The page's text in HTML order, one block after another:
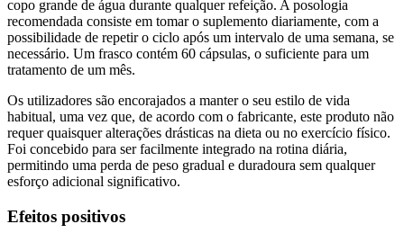
copo grande de água durante qualquer refeição. A posologia
recomendada consiste em tomar o suplemento diariamente, com a
possibilidade de repetir o ciclo após um intervalo de uma semana, se
necessário. Um frasco contém 60 cápsulas, o suficiente para um
tratamento de um mês.
Os utilizadores são encorajados a manter o seu estilo de vida
habitual, uma vez que, de acordo com o fabricante, este produto não
requer quaisquer alterações drásticas na dieta ou no exercício físico.
Foi concebido para ser facilmente integrado na rotina diária,
permitindo uma perda de peso gradual e duradoura sem qualquer
esforço adicional significativo.
Efeitos positivos